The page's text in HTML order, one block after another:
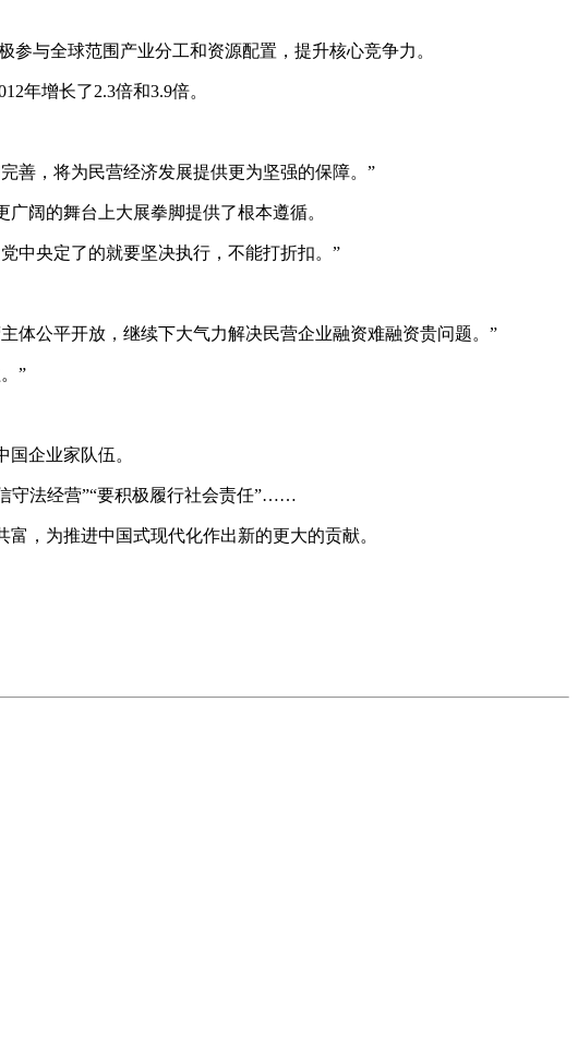
与全球范围产业分工和资源配置，提升核心竞争力。
年增长了2.3倍和3.9倍。
，将为民营经济发展提供更为坚强的保障。”
阔的舞台上大展拳脚提供了根本遵循。
央定了的就要坚决执行，不能打折扣。”
公平开放，继续下大气力解决民营企业融资难融资贵问题。”
”
企业家队伍。
守法经营”“要积极履行社会责任”……
，为推进中国式现代化作出新的更大的贡献。